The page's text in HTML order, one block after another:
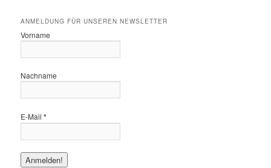
ANMELDUNG FÜR UNSEREN NEWSLETTER
Vorname
Nachname
E-Mail*